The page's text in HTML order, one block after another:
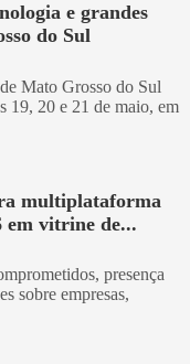
e grandes
do Sul
Mato Grosso do Sul
19, 20 e 21 de maio, em
multiplataforma
em vitrine de...
presença
sobre empresas,